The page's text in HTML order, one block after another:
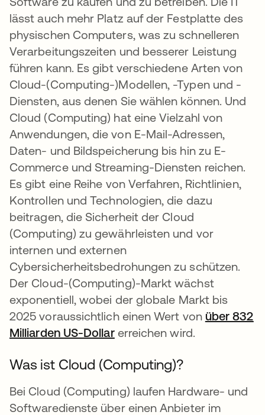
lässt auch mehr Platz auf der Festplatte des
physischen Computers, was zu schnelleren
Verarbeitungszeiten und besserer Leistung
führen kann. Es gibt verschiedene Arten von
Cloud-(Computing-)Modellen, -Typen und -
Diensten, aus denen Sie wählen können. Und
Cloud (Computing) hat eine Vielzahl von
Anwendungen, die von E-Mail-Adressen,
Daten- und Bildspeicherung bis hin zu E-
Commerce und Streaming-Diensten reichen.
Es gibt eine Reihe von Verfahren, Richtlinien,
Kontrollen und Technologien, die dazu
beitragen, die Sicherheit der Cloud
(Computing) zu gewährleisten und vor
internen und externen
Cybersicherheitsbedrohungen zu schützen.
Der Cloud-(Computing)-Markt wächst
exponentiell, wobei der globale Markt bis
2025 voraussichtlich einen Wert von über 832
Milliarden US-Dollarwird in einer neuen
erreichen wird.
Was ist Cloud (Computing)?
Bei Cloud (Computing) laufen Hardware- und
Softwaredienste über einen Anbieter im